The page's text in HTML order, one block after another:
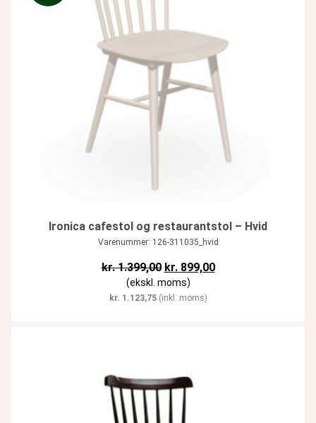
Ironica cafestol og restaurantstol – Hvid
Varenummer: 126-311035_hvid
kr.1.399,00 Den oprindelige pris var: kr.
kr.899,00Den aktuelle pris er:
(ekskl. moms)
kr. 1.123,75(inkl. moms)